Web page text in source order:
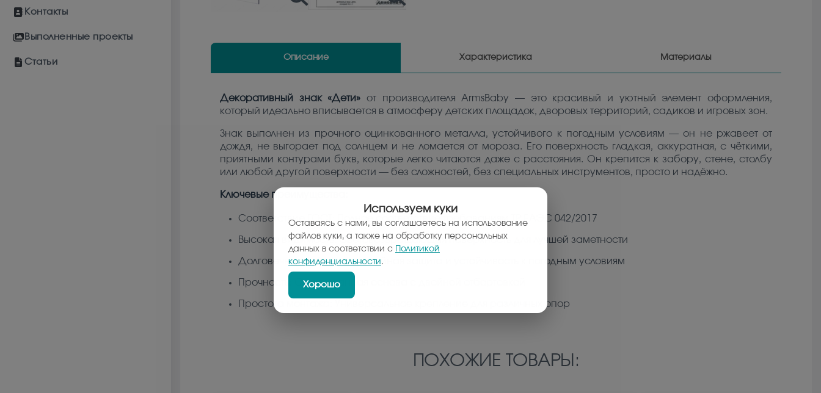
Контакты
Выполненные проекты
Статьи Описание Характеристика Материалы
Декоративный знак «Дети» от производителя ArmsBaby — это красивый и уютный элемент оформления,
который идеально вписывается в атмосферу детских площадок, дворовых территорий, садиков и игровых зон.
Знак выполнен из прочного оцинкованного металла, устойчивого к погодным условиям — он не ржавеет от
дождя, не выгорает под солнцем и не ломается от мороза. Его поверхность гладкая, аккуратная, с чёткими,
приятными контурами букв, которые легко читаются даже с расстояния. Он крепится к забору, стене, столбу
или любой другой поверхности — без сложностей, без специальных инструментов, просто и надёжно.
Ключевые преимущества:
Соответствие ГОСТ: Полное соответствие требованиям ТР ЕАЭС 042/2017
Высокая видимость: Световозвращающая поверхность для лучшей заметности
Долговечность: Антикоррозийная защита и устойчивость к погодным условиям
Прочность: Оцинкованная основа с двойной отбортовкой
Простота монтажа: Универсальное крепление для различных опор
ПОХОЖИЕ ТОВАРЫ:
Используем куки
Оставаясь с нами, вы соглашаетесь на использование
файлов куки, а также на обработку персональных
данных в соответствии с Политикой
конфиденциальности.
Хорошо